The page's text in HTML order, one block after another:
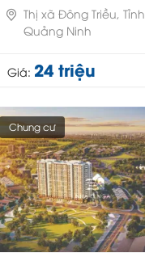
Thị xã Đông Triều, Tỉnh
Quảng Ninh
Giá: 24 triệu
Chung cư